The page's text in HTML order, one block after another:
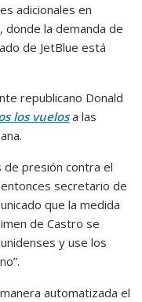
adicionales en
la demanda de
de JetBlue está
republicano Donald
los vuelosa las
presión contra el
secretario de
que la medida
de Castro se
y use los
automatizada el